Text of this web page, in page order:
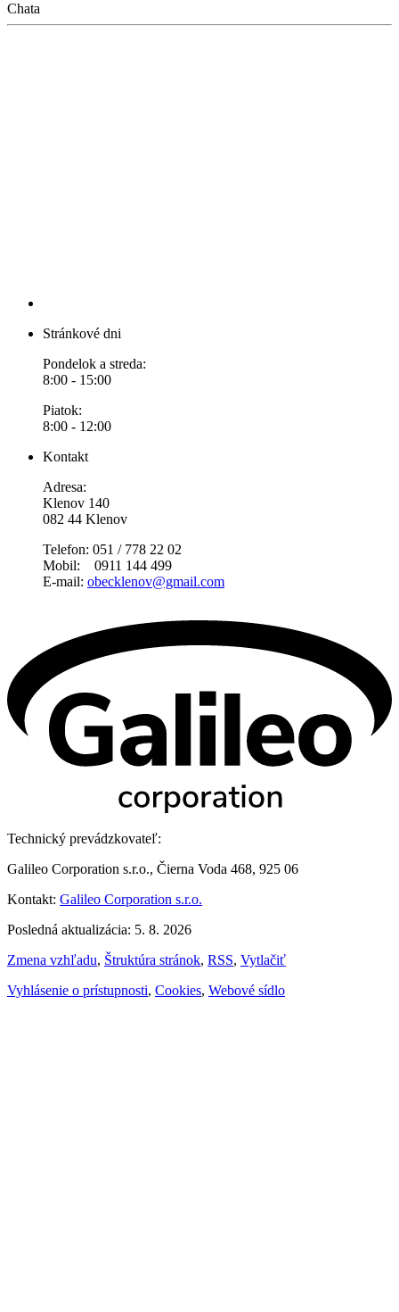
Chata
Stránkové dni
Pondelok a streda:
8:00 - 15:00
Piatok:
8:00 - 12:00
Kontakt
Adresa:
Klenov 140
082 44 Klenov
Telefon: 051 / 778 22 02
Mobil: 0911 144 499
E-mail: obecklenov@gmail.com
Technický prevádzkovateľ:
Galileo Corporation s.r.o., Čierna Voda 468, 925 06
Kontakt: Galileo Corporation s.r.o.
Posledná aktualizácia: 5. 8. 2026
Zmena vzhľadu, Štruktúra stránok, RSS, Vytlačiť
Vyhlásenie o prístupnosti, Cookies, Webové sídlo